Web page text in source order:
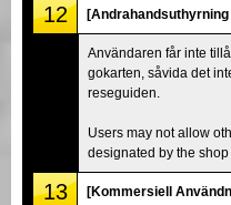
12
Användaren får inte
gokarten, såvida det
reseguiden.
Users may not allow
designated by the shop
13 [Kommersiell